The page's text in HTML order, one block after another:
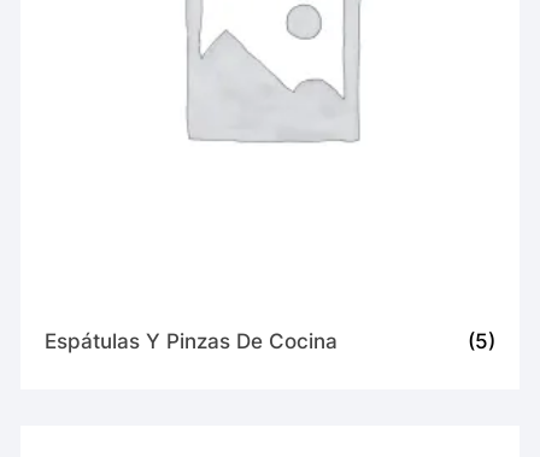
Espátulas Y Pinzas De Cocina (5)